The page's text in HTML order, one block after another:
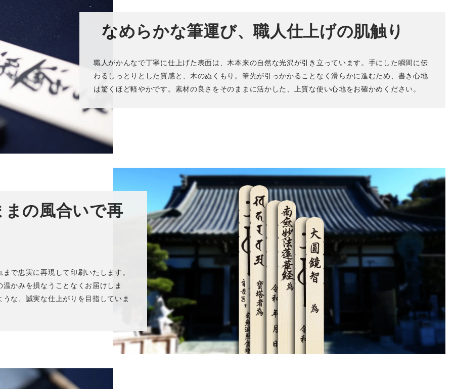
なめらかな筆運び、職人仕上げの肌触り
職人がかんなで丁寧に仕上げた表面は、木本来の自然な光沢が引き立っています。手にした瞬間に伝
わるしっとりとした質感と、木のぬくもり。筆先が引っかかることなく滑らかに進むため、書き心地
は驚くほど軽やかです。素材の良さをそのままに活かした、上質な使い心地をお確かめください。
の風合いで再
で忠実に再現して印刷いたします。
かみを損なうことなくお届けしま
な、誠実な仕上がりを目指していま